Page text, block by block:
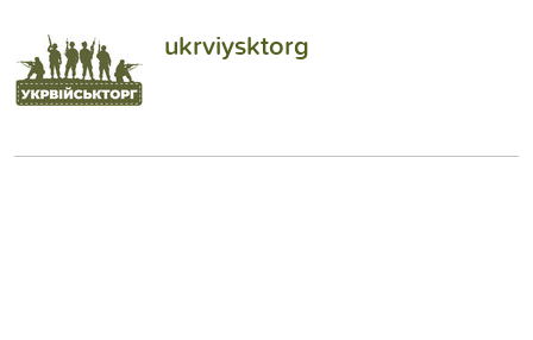
ukrviysktorg